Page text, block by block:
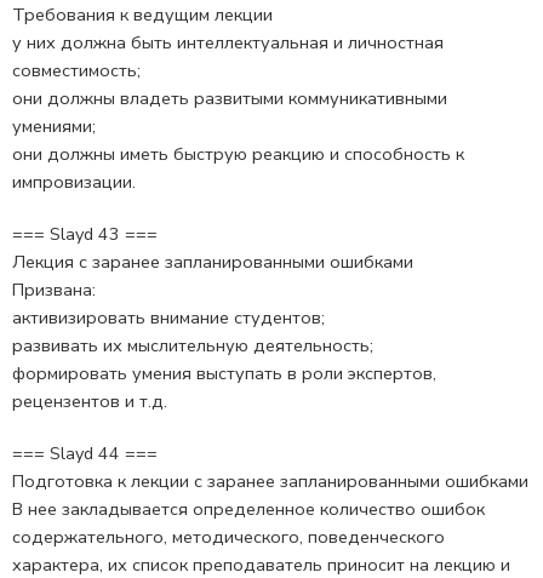
Требования к ведущим лекции
у них должна быть интеллектуальная и личностная
совместимость;
они должны владеть развитыми коммуникативными
умениями;
они должны иметь быструю реакцию и способность к
импровизации.
=== Slayd 43 ===
Лекция с заранее запланированными ошибками
Призвана:
активизировать внимание студентов;
развивать их мыслительную деятельность;
формировать умения выступать в роли экспертов,
рецензентов и т.д.
=== Slayd 44 ===
Подготовка к лекции с заранее запланированными ошибками
В нее закладывается определенное количество ошибок
содержательного, методического, поведенческого
характера, их список преподаватель приносит на лекцию и